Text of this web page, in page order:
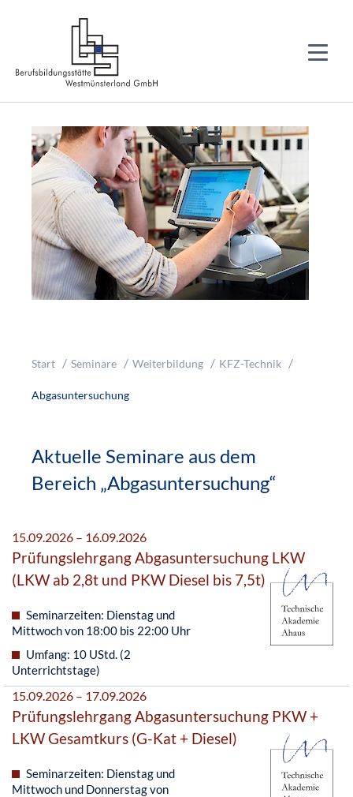
Start Seminare Weiterbildung KFZ-Technik
Abgasuntersuchung
Aktuelle Seminare aus dem
Bereich „Abgasuntersuchung“
15.09.2026 – 16.09.2026
Prüfungslehrgang Abgasuntersuchung LKW
(LKW ab 2,8t und PKW Diesel bis 7,5t)
Seminarzeiten: Dienstag und
Mittwoch von 18:00 bis 22:00 Uhr
Umfang: 10 UStd. (2
Unterrichtstage)
15.09.2026 – 17.09.2026
Prüfungslehrgang Abgasuntersuchung PKW +
LKW Gesamtkurs (G-Kat + Diesel)
Seminarzeiten: Dienstag und
Mittwoch und Donnerstag von